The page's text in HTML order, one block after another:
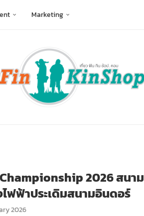
Marketing
2026 สนาม
ฟฟ้าประเดิมสนามอินดอร์
2026